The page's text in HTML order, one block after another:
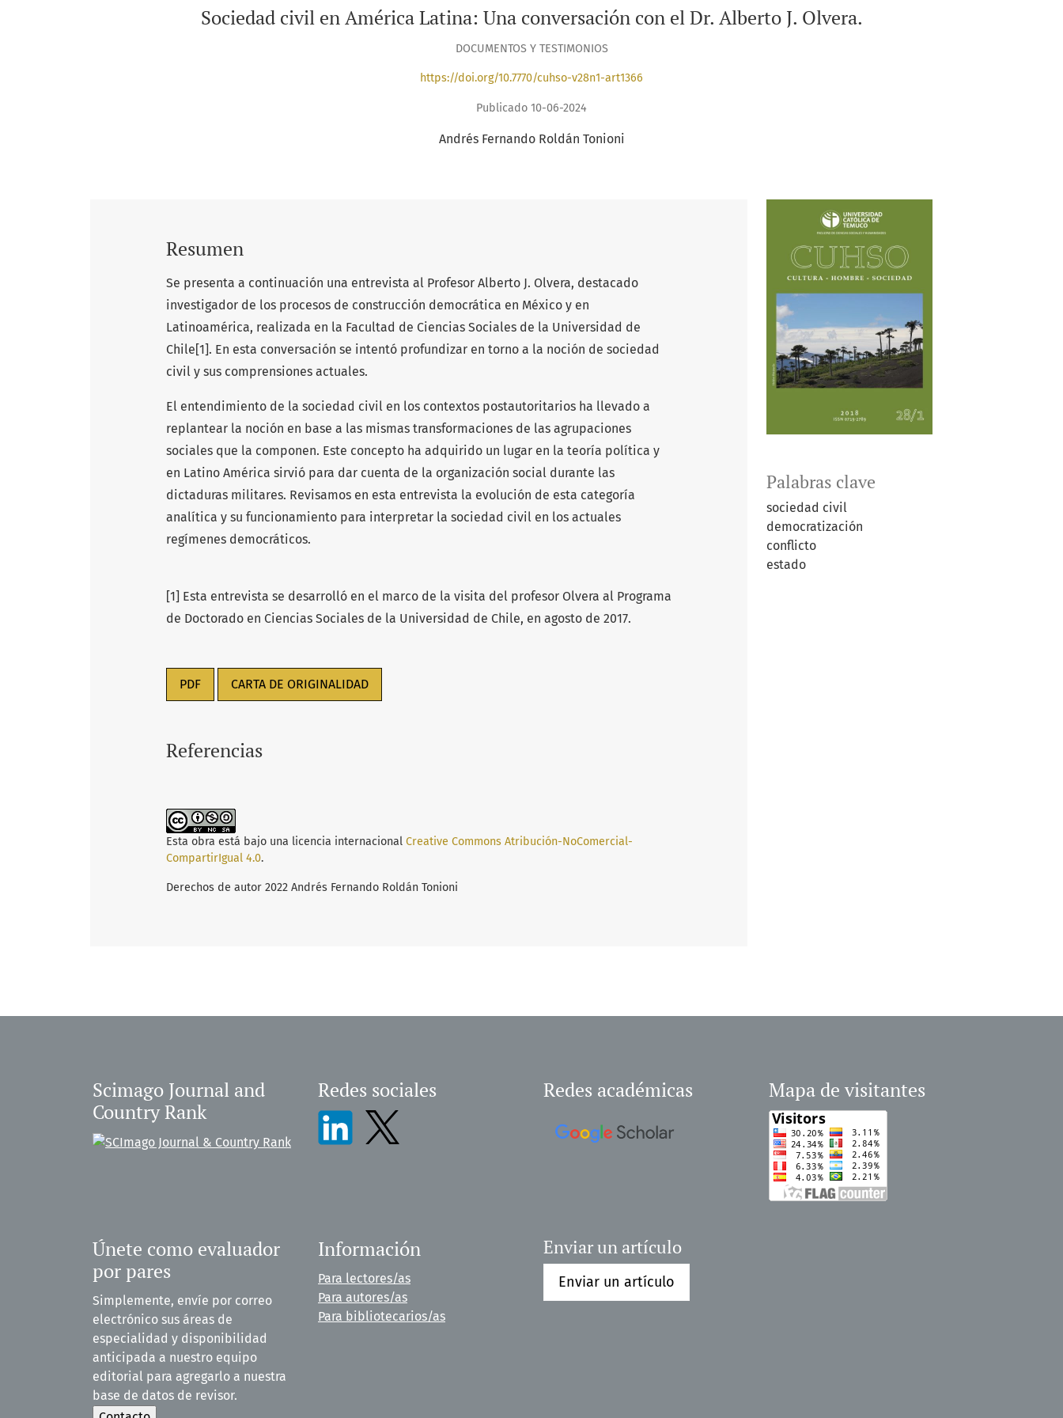
Sociedad civil en América Latina: Una conversación con el Dr. Alberto J. Olvera.
DOCUMENTOS Y TESTIMONIOS
https://doi.org/10.7770/cuhso-v28n1-art1366
Publicado 10-06-2024
Andrés Fernando Roldán Tonioni
Palabras clave
sociedad civil
democratización
conflicto
estado
Resumen
Se presenta a continuación una entrevista al Profesor Alberto J. Olvera, destacado
investigador de los procesos de construcción democrática en México y en
Latinoamérica, realizada en la Facultad de Ciencias Sociales de la Universidad de
Chile[1]. En esta conversación se intentó profundizar en torno a la noción de sociedad
civil y sus comprensiones actuales.
El entendimiento de la sociedad civil en los contextos postautoritarios ha llevado a
replantear la noción en base a las mismas transformaciones de las agrupaciones
sociales que la componen. Este concepto ha adquirido un lugar en la teoría política y
en Latino América sirvió para dar cuenta de la organización social durante las
dictaduras militares. Revisamos en esta entrevista la evolución de esta categoría
analítica y su funcionamiento para interpretar la sociedad civil en los actuales
regímenes democráticos.
[1] Esta entrevista se desarrolló en el marco de la visita del profesor Olvera al Programa
de Doctorado en Ciencias Sociales de la Universidad de Chile, en agosto de 2017.
PDF CARTA DE ORIGINALIDAD
Referencias
Esta obra está bajo una licencia internacional Creative Commons Atribución-NoComercial-
CompartirIgual 4.0.
Derechos de autor 2022 Andrés Fernando Roldán Tonioni
Scimago Journal and
Country Rank
Redes sociales Redes académicas Mapa de visitantes
Únete como evaluador
por pares
Simplemente, envíe por correo
electrónico sus áreas de
especialidad y disponibilidad
anticipada a nuestro equipo
editorial para agregarlo a nuestra
base de datos de revisor.
Información
Para lectores/as
Para autores/as
Para bibliotecarios/as
Enviar un artículo
Enviar un artículo